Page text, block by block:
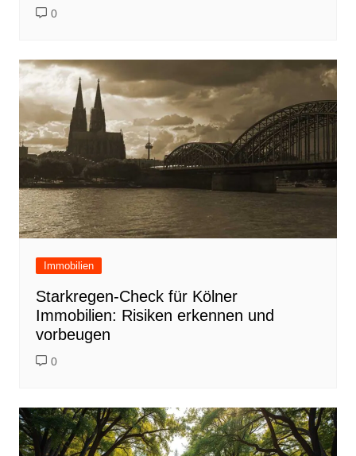
0
Immobilien
Starkregen-Check für Kölner
Immobilien: Risiken erkennen und
vorbeugen
0